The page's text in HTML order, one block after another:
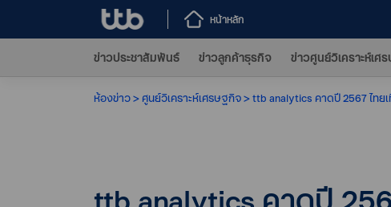
หน้าหลัก
ข่าวประชาสัมพันธ์ ข่าวลูกค้าธุรกิจ ข่าวศูนย์วิเคราะห์เศ
ห้องข่าว ศูนย์วิเคราะห์เศรษฐกิจ ttb analytics คาดปี 2567 ไทย